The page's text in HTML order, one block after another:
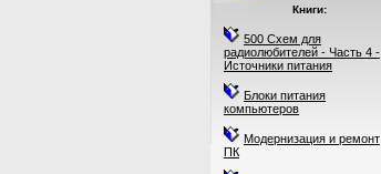
Книги:
500 Схем для
радиолюбителей - Часть 4 -
Источники питания
Блоки питания
компьютеров
Модернизация и ремонт
ПК